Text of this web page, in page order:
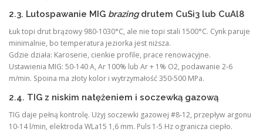
2.3. Lutospawanie MIG brazingdrutem CuSi3 lub CuAl8
Łuk topi drut brązowy 980-1030°C, ale nie topi stali 1500°C. Cynk paruje
minimalnie, bo temperatura jeziorka jest niższa.
Gdzie działa: Karoserie, cienkie profile, prace renowacyjne.
Ustawienia MIG: 50-140 A, Ar 100% lub Ar + 1% O2, podawanie 2-6
m/min. Spoina ma złoty kolor i wytrzymałość 350-500 MPa.
2.4. TIG z niskim natężeniem i soczewką gazową
TIG daje pełną kontrolę. Użyj soczewki gazowej #8-12, przepływ argonu
10-14 l/min, elektroda WLa15 1,6 mm. Puls 1-5 Hz ogranicza ciepło.